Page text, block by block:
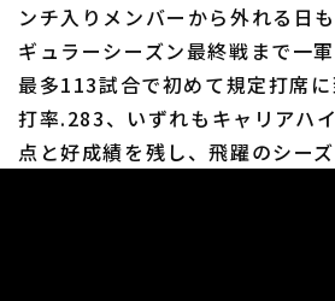
ンチ入りメンバーから外れる日
ギュラーシーズン最終戦まで一
最多113試合で初めて規定打席
打率.283、いずれもキャリアハ
点と好成績を残し、飛躍のシーズ